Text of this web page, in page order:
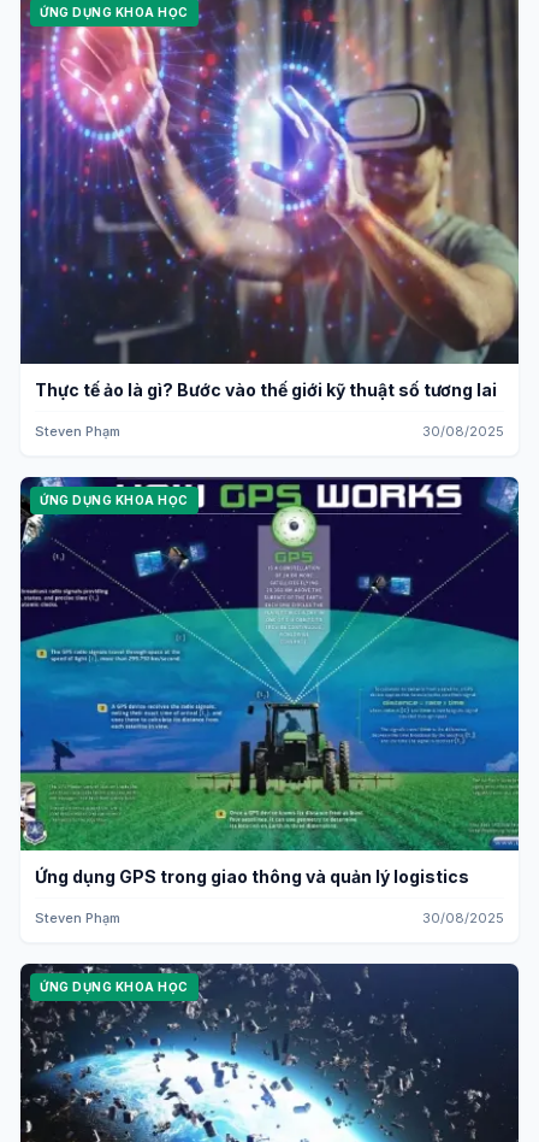
ỨNG DỤNG KHOA HỌC
Thực tế ảo là gì? Bước vào thế giới kỹ thuật số tương lai
Steven Phạm 30/08/2025
ỨNG DỤNG KHOA HỌC
Ứng dụng GPS trong giao thông và quản lý logistics
Steven Phạm 30/08/2025
ỨNG DỤNG KHOA HỌC